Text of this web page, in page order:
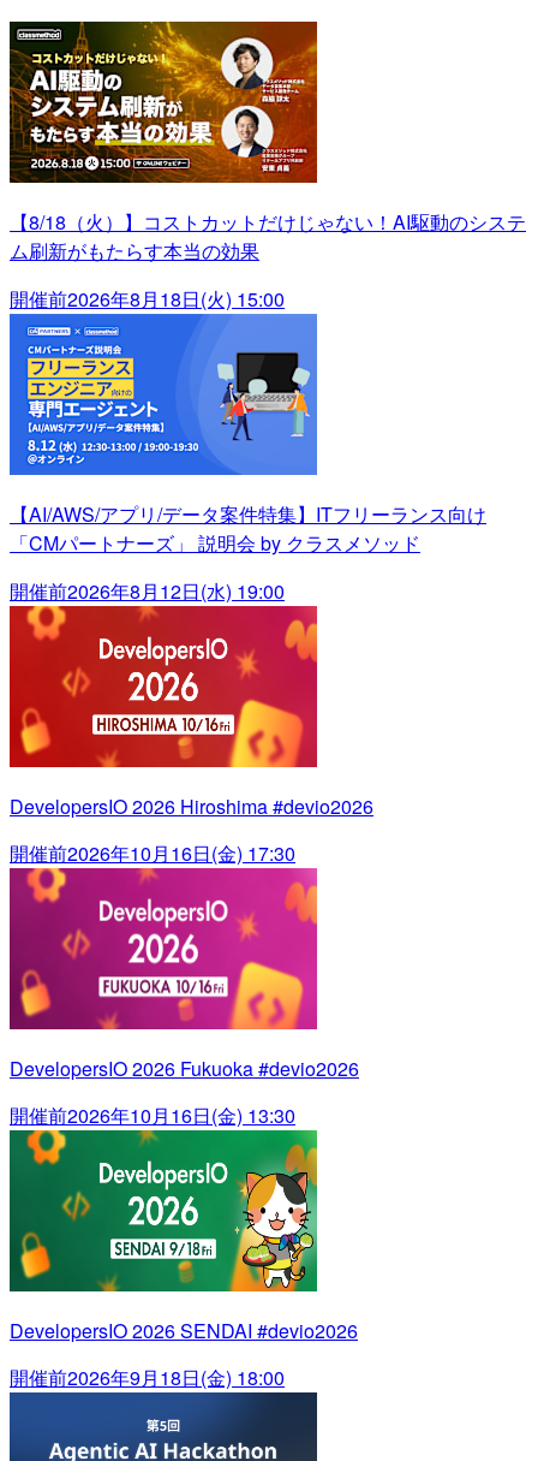
【8/18（火）】コストカットだけじゃない！AI駆動のシステ
ム刷新がもたらす本当の効果
開催前2026年8月18日(火) 15:00
【AI/AWS/アプリ/データ案件特集】ITフリーランス向け
「CMパートナーズ」 説明会 by クラスメソッド
開催前2026年8月12日(水) 19:00
DevelopersIO 2026 Hiroshima #devio2026
開催前2026年10月16日(金) 17:30
DevelopersIO 2026 Fukuoka #devio2026
開催前2026年10月16日(金) 13:30
DevelopersIO 2026 SENDAI #devio2026
開催前2026年9月18日(金) 18:00